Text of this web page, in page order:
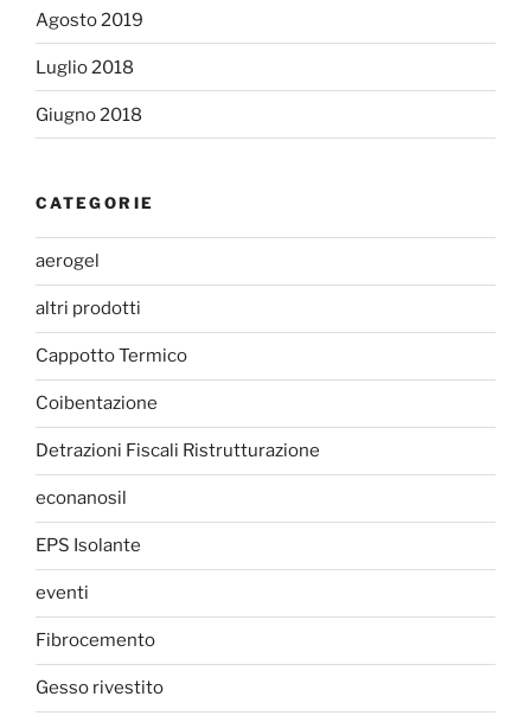
Agosto 2019
Luglio 2018
Giugno 2018
CATEGORIE
aerogel
altri prodotti
Cappotto Termico
Coibentazione
Detrazioni Fiscali Ristrutturazione
econanosil
EPS Isolante
eventi
Fibrocemento
Gesso rivestito